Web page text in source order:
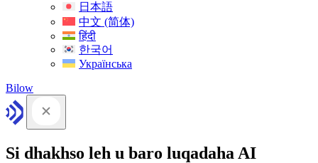
日本語
中文 (简体)
हिंदी
한국어
Українська
Bilow
Si dhakhso leh u baro luqadaha AI